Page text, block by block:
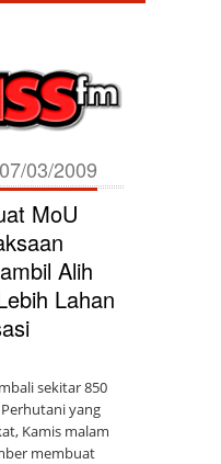
07/03/2009
MoU
Alih
Lahan
sekitar 850
yang
Kamis malam
membuat